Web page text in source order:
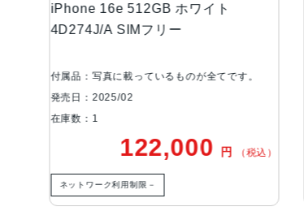
iPhone 16e 512GB ホワイト
4D274J/A SIMフリー
付属品：写真に載っているものが全てです。
発売日：2025/02
在庫数：1
122,000 円 （税込）
ネットワーク利用制限－